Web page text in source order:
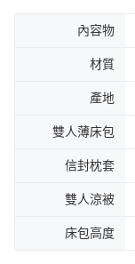
內容物
材質
產地
雙人薄床包
信封枕套
雙人涼被
床包高度